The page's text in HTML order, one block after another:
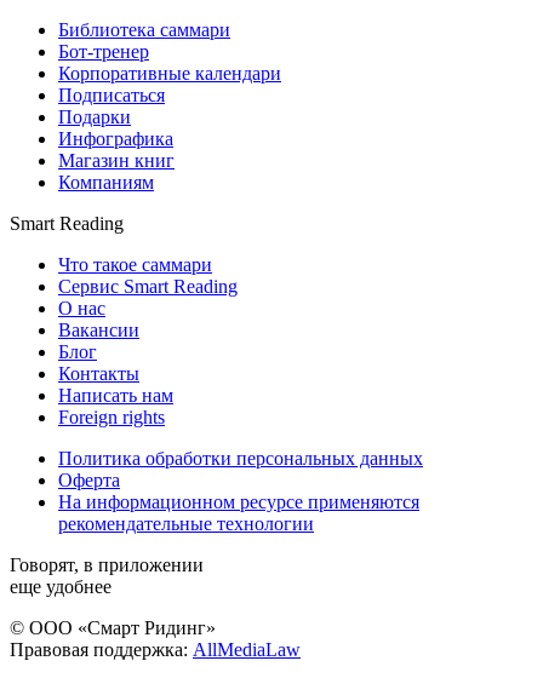
Библиотека саммари
Бот-тренер
Корпоративные календари
Подписаться
Подарки
Инфографика
Магазин книг
Компаниям
Smart Reading
Что такое саммари
Сервис Smart Reading
О нас
Вакансии
Блог
Контакты
Написать нам
Foreign rights
Политика обработки персональных данных
Оферта
На информационном ресурсе применяются
рекомендательные технологии
Говорят, в приложении
еще удобнее
© ООО «Смарт Ридинг»
Правовая поддержка: AllMediaLaw